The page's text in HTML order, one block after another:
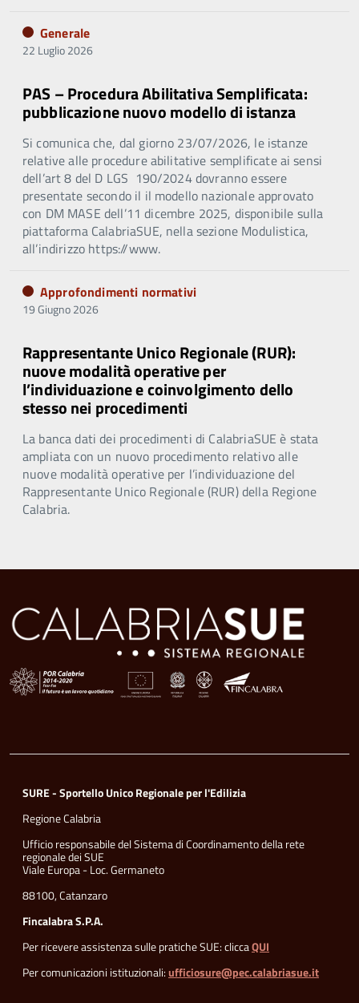
Generale
22 Luglio 2026
PAS – Procedura Abilitativa Semplificata:
pubblicazione nuovo modello di istanza
Si comunica che, dal giorno 23/07/2026, le istanze
relative alle procedure abilitative semplificate ai sensi
dell’art 8 del D LGS 190/2024 dovranno essere
presentate secondo il il modello nazionale approvato
con DM MASE dell’11 dicembre 2025, disponibile sulla
piattaforma CalabriaSUE, nella sezione Modulistica,
all’indirizzo https://www.
Approfondimenti normativi
19 Giugno 2026
Rappresentante Unico Regionale (RUR):
nuove modalità operative per
l’individuazione e coinvolgimento dello
stesso nei procedimenti
La banca dati dei procedimenti di CalabriaSUE è stata
ampliata con un nuovo procedimento relativo alle
nuove modalità operative per l’individuazione del
Rappresentante Unico Regionale (RUR) della Regione
Calabria.
SURE - Sportello Unico Regionale per l'Edilizia
Regione Calabria
Ufficio responsabile del Sistema di Coordinamento della rete
regionale dei SUE
Viale Europa - Loc. Germaneto
88100, Catanzaro
Fincalabra S.P.A.
Per ricevere assistenza sulle pratiche SUE: cliccaQUI
Per comunicazioni istituzionali:ufficiosure@pec.calabriasue.it